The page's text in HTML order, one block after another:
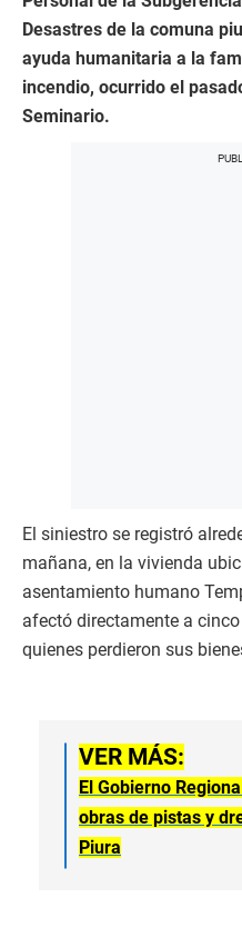
Desastres de la comuna
ayuda humanitaria a la
incendio, ocurrido el
Seminario.
El siniestro se registró
mañana, en la vivienda
asentamiento humano
afectó directamente a
quienes perdieron sus
VER MÁS:
El Gobierno
obras de pistas y
Piura